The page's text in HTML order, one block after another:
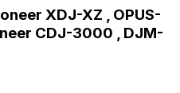
XDJ-XZ , OPUS-
CDJ-3000 , DJM-